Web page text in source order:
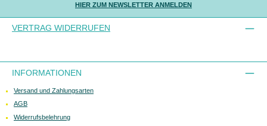
HIER ZUM NEWSLETTER ANMELDEN
VERTRAG WIDERRUFEN
INFORMATIONEN
Versand und Zahlungsarten
AGB
Widerrufsbelehrung